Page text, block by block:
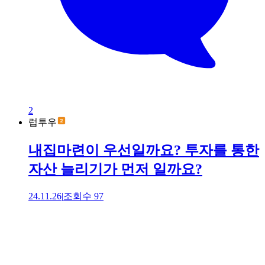
2
럽투우
내집마련이 우선일까요? 투자를 통한
자산 늘리기가 먼저 일까요?
24.11.26|조회수 97